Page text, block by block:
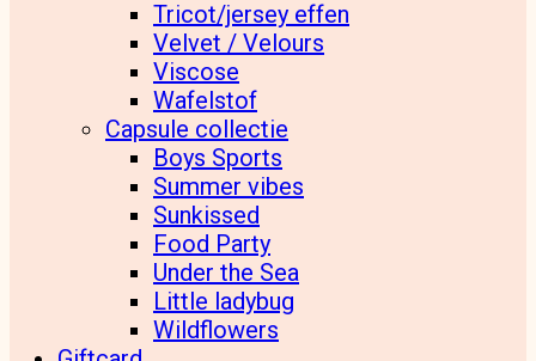
Tricot/jersey effen
Velvet / Velours
Viscose
Wafelstof
Capsule collectie
Boys Sports
Summer vibes
Sunkissed
Food Party
Under the Sea
Little ladybug
Wildflowers